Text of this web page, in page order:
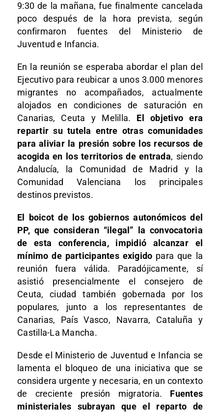
9:30 de la mañana, fue finalmente cancelada
poco después de la hora prevista, según
confirmaron fuentes del Ministerio de
Juventud e Infancia.
En la reunión se esperaba abordar el plan del
Ejecutivo para reubicar a unos 3.000 menores
migrantes no acompañados, actualmente
alojados en condiciones de saturación en
Canarias, Ceuta y Melilla. El objetivo era
repartir su tutela entre otras comunidades
para aliviar la presión sobre los recursos de
acogida en los territorios de entrada, siendo
Andalucía, la Comunidad de Madrid y la
Comunidad Valenciana los principales
destinos previstos.
El boicot de los gobiernos autonómicos del
PP, que consideran “ilegal” la convocatoria
de esta conferencia, impidió alcanzar el
mínimo de participantes exigido para que la
reunión fuera válida. Paradójicamente, sí
asistió presencialmente el consejero de
Ceuta, ciudad también gobernada por los
populares, junto a los representantes de
Canarias, País Vasco, Navarra, Cataluña y
Castilla-La Mancha.
Desde el Ministerio de Juventud e Infancia se
lamenta el bloqueo de una iniciativa que se
considera urgente y necesaria, en un contexto
de creciente presión migratoria. Fuentes
ministeriales subrayan que el reparto de